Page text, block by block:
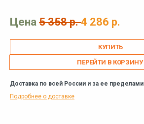
Цена 5 358 р.4 286 р.
ПЕРЕЙТИ В КОРЗИНУ
Доставка по всей России и за ее пределами
Подробнее о доставке